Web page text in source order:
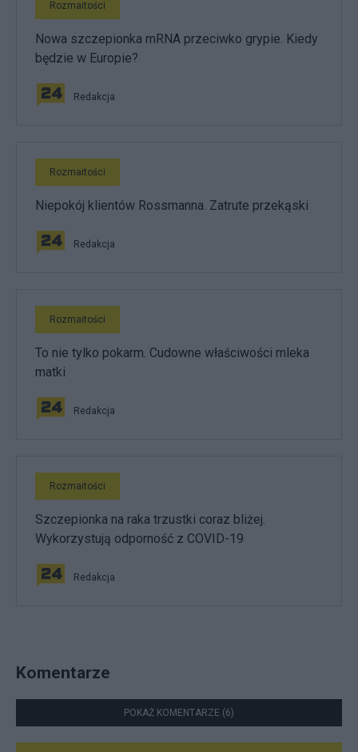
Rozmaitości
Nowa szczepionka mRNA przeciwko grypie. Kiedy
będzie w Europie?
Redakcja
Rozmaitości
Niepokój klientów Rossmanna. Zatrute przekąski
Redakcja
Rozmaitości
To nie tylko pokarm. Cudowne właściwości mleka
matki
Redakcja
Rozmaitości
Szczepionka na raka trzustki coraz bliżej.
Wykorzystują odporność z COVID-19
Redakcja
Komentarze
POKAŻ KOMENTARZE (6)